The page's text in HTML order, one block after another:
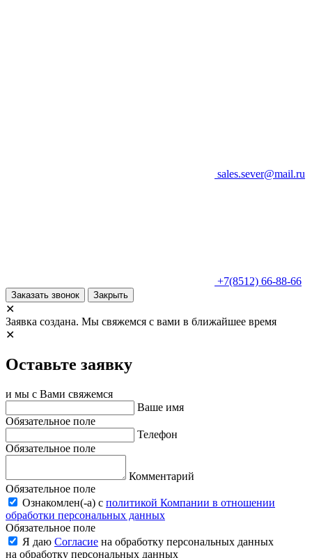
sales.sever@mail.ru
+7(8512) 66-88-66
Заказать звонок Закрыть
✕
Заявка создана. Мы свяжемся с вами в ближайшее время
✕
Оставьте заявку
и мы с Вами свяжемся
Ваше имя
Обязательное поле
Телефон
Обязательное поле
Комментарий
Обязательное поле
Ознакомлен(-a) с политикой Компании в отношении
обработки персональных данных
Обязательное поле
Я даю Согласие на обработку персональных данных
на обработку персональных данных